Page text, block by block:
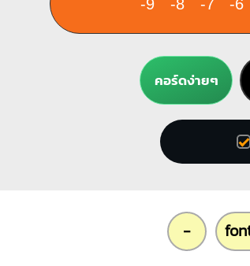
-9 -8 -7 -6
คอร์ดง่ายๆ
-